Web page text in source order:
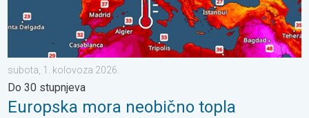
subota, 1. kolovoza 2026.
Do 30 stupnjeva
Europska mora neobično topla